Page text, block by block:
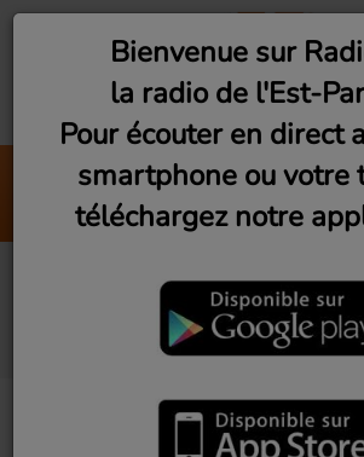
Interviews Pop-
Radio M's (Laurent)
Exil, d'une voix
#9 - Le Soudan
Bienvenue sur
la radio de l'Est-
Pour écouter en direct
smartphone ou votre
téléchargez notre